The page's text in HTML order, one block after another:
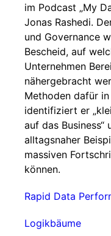
im Podcast „My
Jonas Rashedi.
und Governance
Bescheid, auf
Unternehmen
nähergebracht
Methoden dafür
identifiziert er
auf das Business“
alltagsnaher
massiven
können.
Rapid Data
Logikbäume